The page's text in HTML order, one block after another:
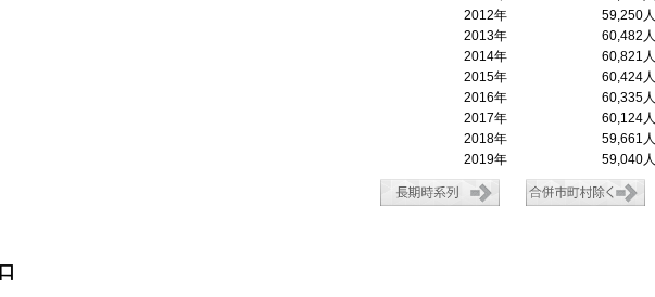
2012年
59,250人
2013年
60,482人
2014年
60,821人
2015年
60,424人
2016年
60,335人
2017年
60,124人
2018年
59,661人
2019年
59,040人